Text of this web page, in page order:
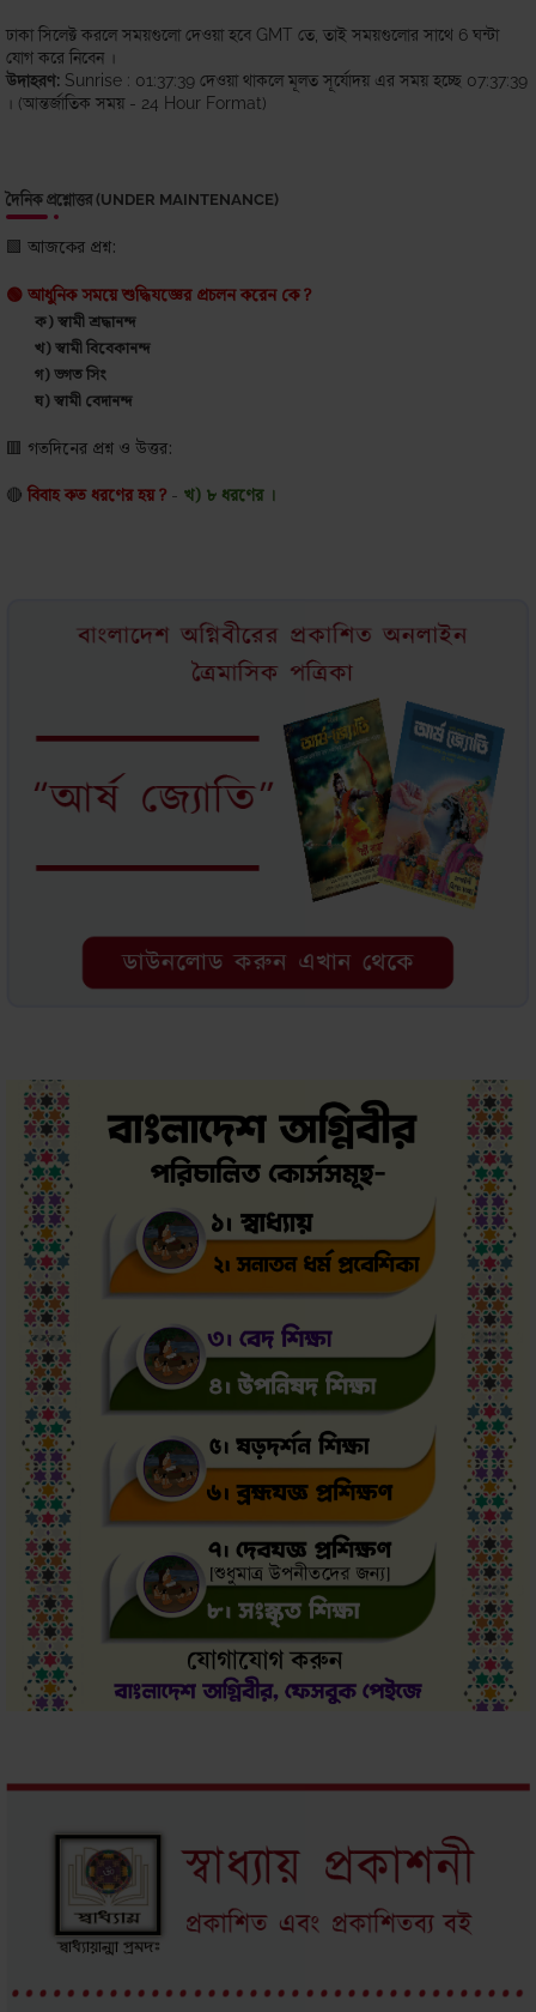
ঢাকা সিলেক্ট করলে সময়গুলো দেওয়া হবে GMT তে, তাই সময়গুলোর সাথে 6 ঘন্টা
যোগ করে নিবেন ।
উদাহরণ: Sunrise : 01:37:39 দেওয়া থাকলে মূলত সূর্যোদয় এর সময় হচ্ছে 07:37:39
। (আন্তর্জাতিক সময় - 24 Hour Format)
দৈনিক প্রশ্নোত্তর (UNDER MAINTENANCE)
🟩 আজকের প্রশ্ন:
🟢 আধুনিক সময়ে শুদ্ধিযজ্ঞের প্রচলন করেন কে ?
ক) স্বামী শ্রদ্ধানন্দ
খ) স্বামী বিবেকানন্দ
গ) ভগত সিং
ঘ) স্বামী বেদানন্দ
🟥 গতদিনের প্রশ্ন ও উত্তর:
🔴 বিবাহ কত ধরণের হয় ? - খ) ৮ ধরণের ।